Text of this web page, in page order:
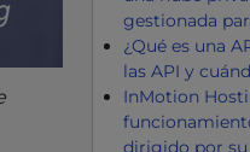
gestionada
¿Qué es una
las API y
InMotion
dirigido por